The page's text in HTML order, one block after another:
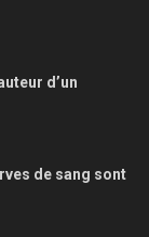
d’un
de sang sont